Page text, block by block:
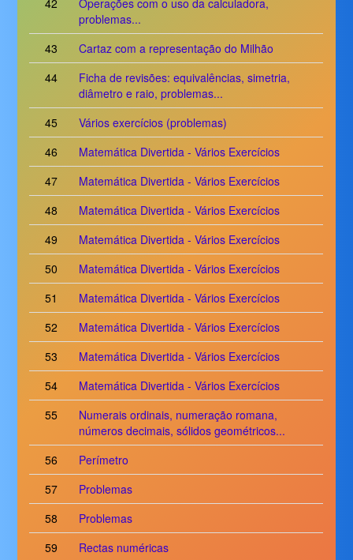
42
Operações com o uso da calculadora,
problemas...
43
Cartaz com a representação do Milhão
44
Ficha de revisões: equivalências, simetria,
diâmetro e raio, problemas...
45
Vários exercícios (problemas)
46
Matemática Divertida - Vários Exercícios
47
Matemática Divertida - Vários Exercícios
48
Matemática Divertida - Vários Exercícios
49
Matemática Divertida - Vários Exercícios
50
Matemática Divertida - Vários Exercícios
51
Matemática Divertida - Vários Exercícios
52
Matemática Divertida - Vários Exercícios
53
Matemática Divertida - Vários Exercícios
54
Matemática Divertida - Vários Exercícios
55
Numerais ordinais, numeração romana,
números decimais, sólidos geométricos...
56
Perímetro
57
Problemas
58
Problemas
59
Rectas numéricas